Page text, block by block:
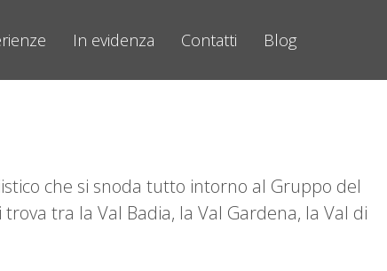
In evidenza Contatti Blog
che si snoda tutto intorno al Gruppo del
tra la Val Badia, la Val Gardena, la Val di